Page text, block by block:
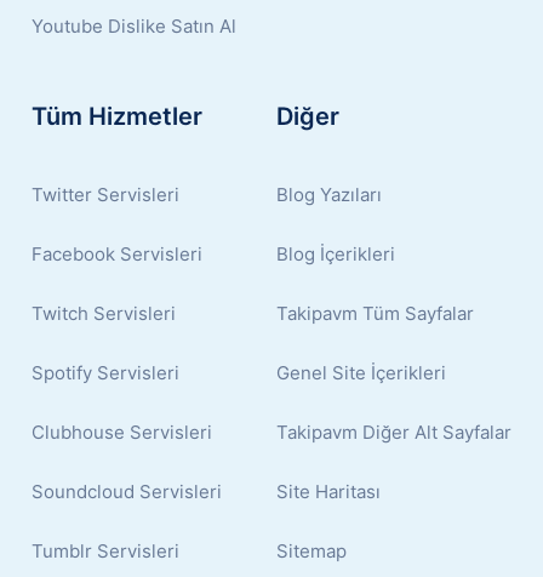
Youtube Dislike Satın Al
Tüm Hizmetler
Twitter Servisleri
Facebook Servisleri
Twitch Servisleri
Spotify Servisleri
Clubhouse Servisleri
Soundcloud Servisleri
Tumblr Servisleri
Diğer
Blog Yazıları
Blog İçerikleri
Takipavm Tüm Sayfalar
Genel Site İçerikleri
Takipavm Diğer Alt Sayfalar
Site Haritası
Sitemap